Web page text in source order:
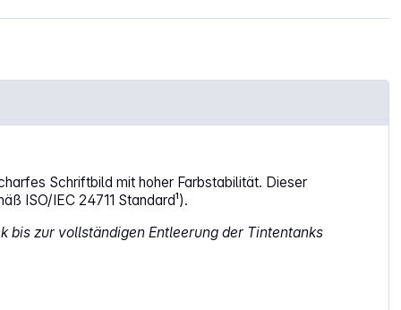
Schriftbild mit hoher Farbstabilität. Dieser
ISO/IEC 24711 Standard¹).
bis zur vollständigen Entleerung der Tintentanks